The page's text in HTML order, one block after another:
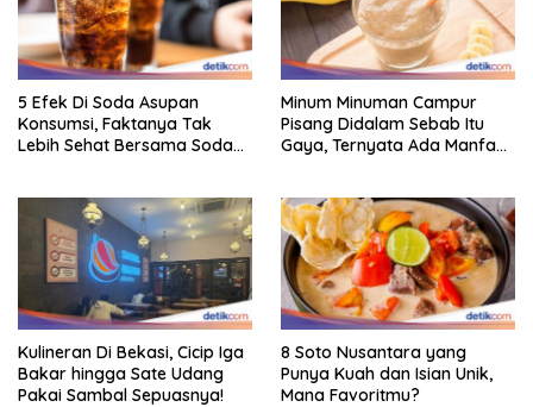
5 Efek Di Soda Asupan
Konsumsi, Faktanya Tak
Lebih Sehat Bersama Soda
Minum Minuman Campur
Pisang Didalam Sebab Itu
Gaya, Ternyata Ada Manfaat
Kulineran Di Bekasi, Cicip Iga
Bakar hingga Sate Udang
Pakai Sambal Sepuasnya!
8 Soto Nusantara yang
Punya Kuah dan Isian Unik,
Mana Favoritmu?